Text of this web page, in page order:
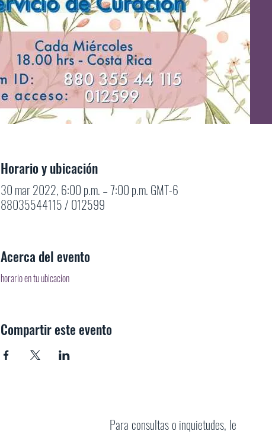
Horario y ubicación
30 mar 2022, 6:00 p.m. – 7:00 p.m. GMT-6
88035544115 / 012599
Acerca del evento
horario en tu ubicacion
Compartir este evento
Para consultas o inquietudes, le